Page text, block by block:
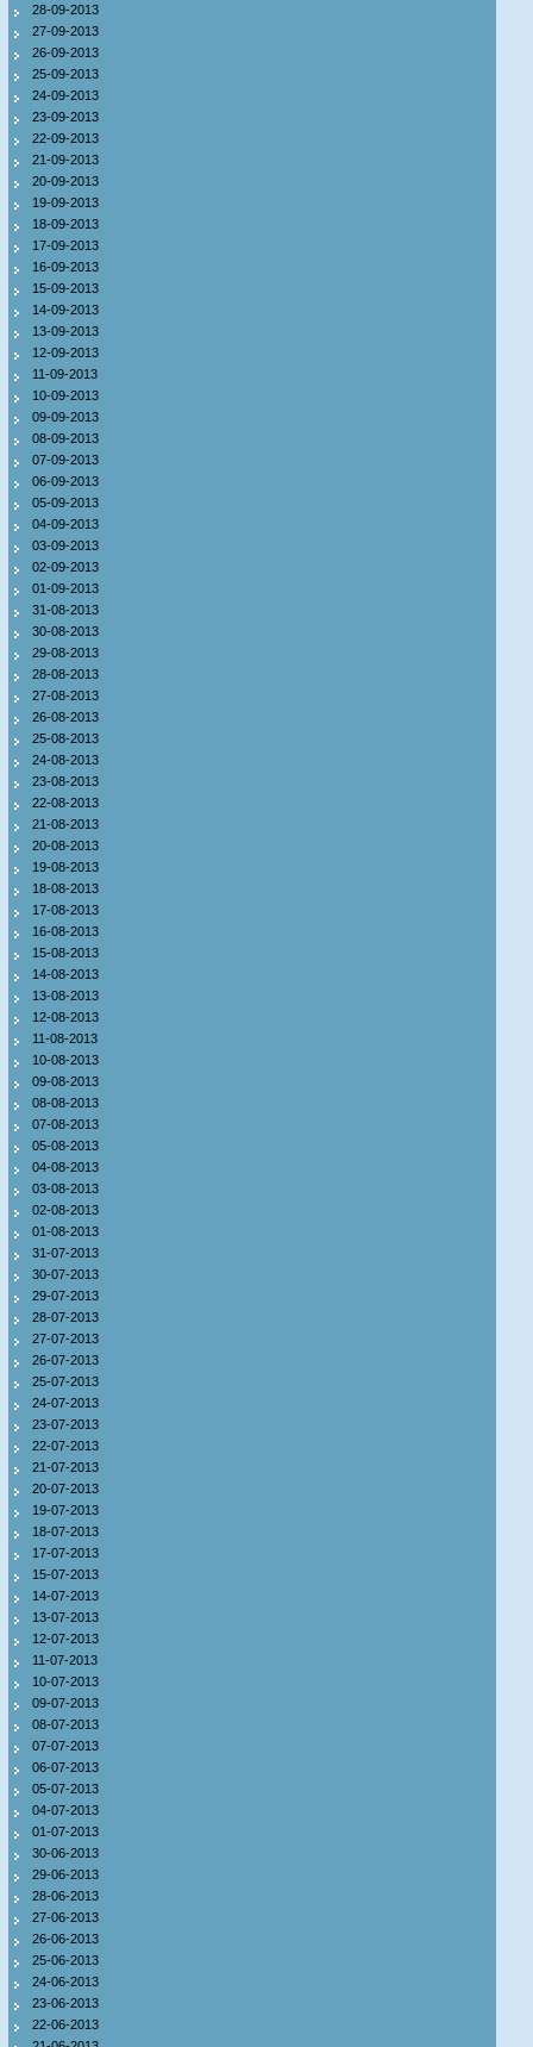
28-09-2013
27-09-2013
26-09-2013
25-09-2013
24-09-2013
23-09-2013
22-09-2013
21-09-2013
20-09-2013
19-09-2013
18-09-2013
17-09-2013
16-09-2013
15-09-2013
14-09-2013
13-09-2013
12-09-2013
11-09-2013
10-09-2013
09-09-2013
08-09-2013
07-09-2013
06-09-2013
05-09-2013
04-09-2013
03-09-2013
02-09-2013
01-09-2013
31-08-2013
30-08-2013
29-08-2013
28-08-2013
27-08-2013
26-08-2013
25-08-2013
24-08-2013
23-08-2013
22-08-2013
21-08-2013
20-08-2013
19-08-2013
18-08-2013
17-08-2013
16-08-2013
15-08-2013
14-08-2013
13-08-2013
12-08-2013
11-08-2013
10-08-2013
09-08-2013
08-08-2013
07-08-2013
05-08-2013
04-08-2013
03-08-2013
02-08-2013
01-08-2013
31-07-2013
30-07-2013
29-07-2013
28-07-2013
27-07-2013
26-07-2013
25-07-2013
24-07-2013
23-07-2013
22-07-2013
21-07-2013
20-07-2013
19-07-2013
18-07-2013
17-07-2013
15-07-2013
14-07-2013
13-07-2013
12-07-2013
11-07-2013
10-07-2013
09-07-2013
08-07-2013
07-07-2013
06-07-2013
05-07-2013
04-07-2013
01-07-2013
30-06-2013
29-06-2013
28-06-2013
27-06-2013
26-06-2013
25-06-2013
24-06-2013
23-06-2013
22-06-2013